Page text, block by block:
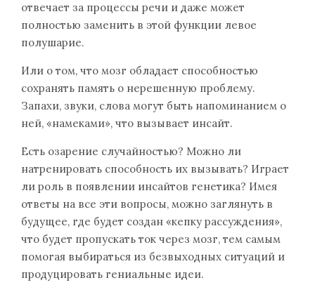
отвечает за процессы речи и даже может
полностью заменить в этой функции левое
полушарие.
Или о том, что мозг обладает способностью
сохранять память о нерешенную проблему.
Запахи, звуки, слова могут быть напоминанием о
ней, «намеками», что вызывает инсайт.
Есть озарение случайностью? Можно ли
натренировать способность их вызывать? Играет
ли роль в появлении инсайтов генетика? Имея
ответы на все эти вопросы, можно заглянуть в
будущее, где будет создан «кепку рассуждения»,
что будет пропускать ток через мозг, тем самым
помогая выбираться из безвыходных ситуаций и
продуцировать гениальные идеи.